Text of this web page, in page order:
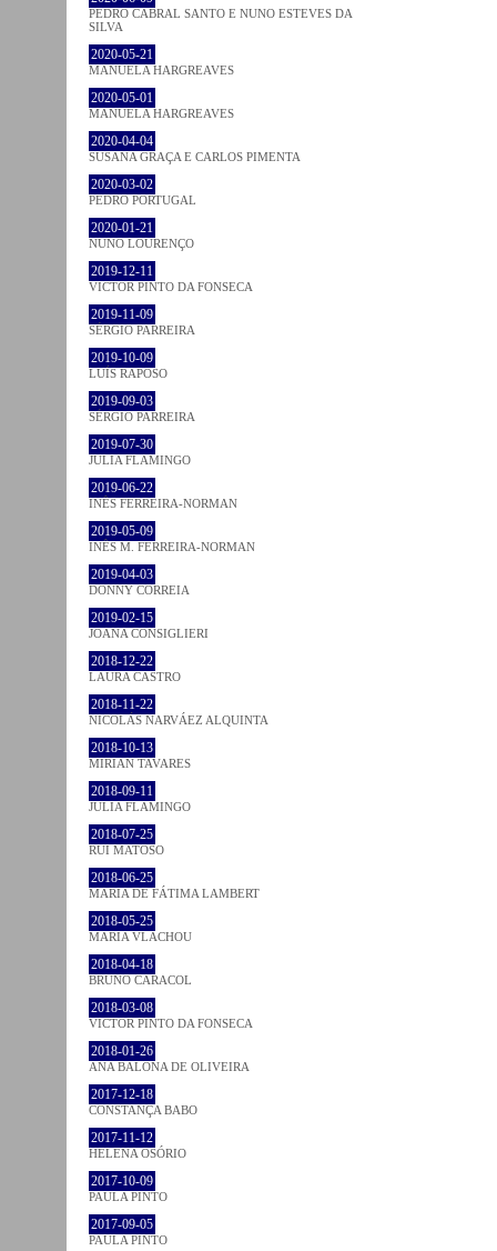
PEDRO CABRAL SANTO E NUNO ESTEVES DA
SILVA
2020-05-21
MANUELA HARGREAVES
2020-05-01
MANUELA HARGREAVES
2020-04-04
SUSANA GRAÇA E CARLOS PIMENTA
2020-03-02
PEDRO PORTUGAL
2020-01-21
NUNO LOURENÇO
2019-12-11
VICTOR PINTO DA FONSECA
2019-11-09
SÉRGIO PARREIRA
2019-10-09
LUÍS RAPOSO
2019-09-03
SÉRGIO PARREIRA
2019-07-30
JULIA FLAMINGO
2019-06-22
INÊS FERREIRA-NORMAN
2019-05-09
INÊS M. FERREIRA-NORMAN
2019-04-03
DONNY CORREIA
2019-02-15
JOANA CONSIGLIERI
2018-12-22
LAURA CASTRO
2018-11-22
NICOLÁS NARVÁEZ ALQUINTA
2018-10-13
MIRIAN TAVARES
2018-09-11
JULIA FLAMINGO
2018-07-25
RUI MATOSO
2018-06-25
MARIA DE FÁTIMA LAMBERT
2018-05-25
MARIA VLACHOU
2018-04-18
BRUNO CARACOL
2018-03-08
VICTOR PINTO DA FONSECA
2018-01-26
ANA BALONA DE OLIVEIRA
2017-12-18
CONSTANÇA BABO
2017-11-12
HELENA OSÓRIO
2017-10-09
PAULA PINTO
2017-09-05
PAULA PINTO